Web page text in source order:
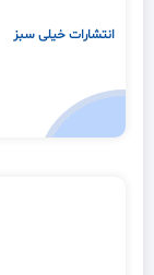
انتشارات خیلی سبز